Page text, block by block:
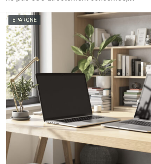
EPARGNE